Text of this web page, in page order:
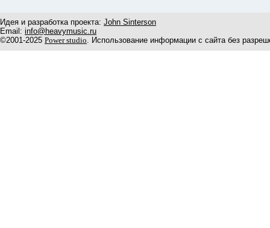
Идея и разработка проекта: John Sinterson
Email: info@heavymusic.ru
©2001-2025 Power studio. Использование информации с сайта без